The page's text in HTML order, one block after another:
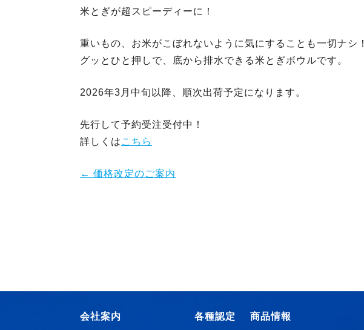
米とぎが超スピーディーに！
重いもの、お米がこぼれないように気にすることも一切ナシ！
グッとひと押しで、底から排水できる米とぎボウルです。
2026年3月中旬以降、順次出荷予定になります。
先行して予約受注受付中！
詳しくは こちら
← 価格改定のご案内
会社案内 各種認定 商品情報